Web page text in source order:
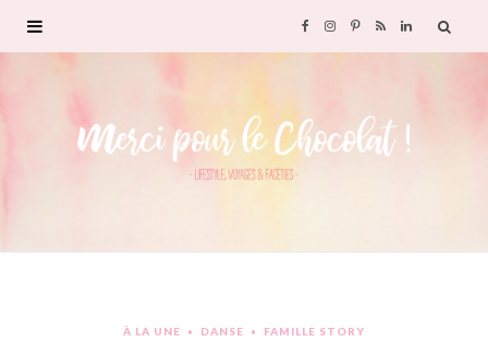
F
c
o
I P
n
e
R
S
L
À LA UNE DANSE FAMILLE STORY